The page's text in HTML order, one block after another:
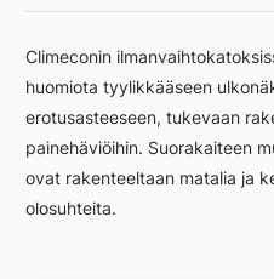
Kontio-
800x400-
Ma
määrä
Climeconin
huomiota tyylikkääseen
erotusasteeseen, tukevaan
painehäviöihin. Suorakaiteen
ovat rakenteeltaan matalia ja
olosuhteita.